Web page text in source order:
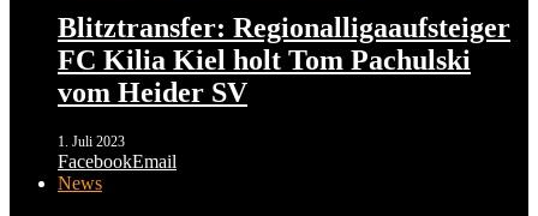
Blitztransfer: Regionalligaaufsteiger
FC Kilia Kiel holt Tom Pachulski
vom Heider SV
1. Juli 2023
FacebookEmail
News